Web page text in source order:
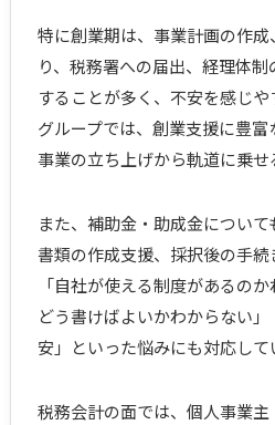
特に創業期は、事業計画の作
り、税務署への届出、経理体
することが多く、不安を感じ
グループでは、創業支援に豊富
事業の立ち上げから軌道に乗せ
また、補助金・助成金につい
書類の作成支援、採択後の手続
「自社が使える制度があるの
どう書けばよいかわからない
安」といった悩みにも対応して
税務会計の面では、個人事業